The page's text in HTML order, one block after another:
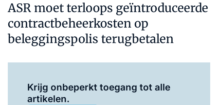
ASR moet terloops geïntroduceerde
contractbeheerkosten op
beleggingspolis terugbetalen
Krijg onbeperkt toegang tot alle
artikelen.